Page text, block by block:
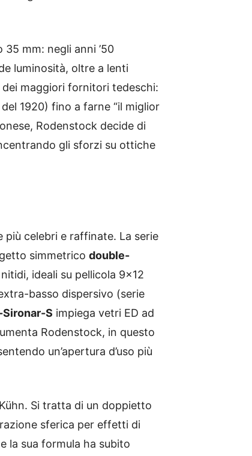
mm: negli anni ’50
luminosità, oltre a lenti
maggiori fornitori tedeschi:
1920) fino a farne “il miglior
Rodenstock decide di
gli sforzi su ottiche
celebri e raffinate. La serie
simmetrico double-
ideali su pellicola 9×12
basso dispersivo (serie
Sironar-S impiega vetri ED ad
Rodenstock, in questo
un’apertura d’uso più
Si tratta di un doppietto
sferica per effetti di
la sua formula ha subito